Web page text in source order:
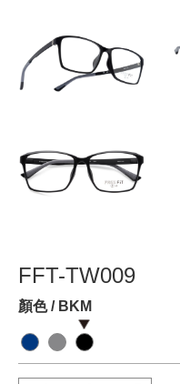
FFT-TW009
顏色 / BKM